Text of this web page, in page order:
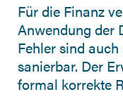
Für die Finanz
Anwendung der
Fehler sind
sanierbar. Der
formal korrekte